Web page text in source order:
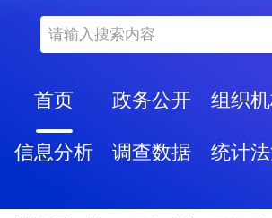
首页 政务公开 组织
信息分析 调查数据 统计